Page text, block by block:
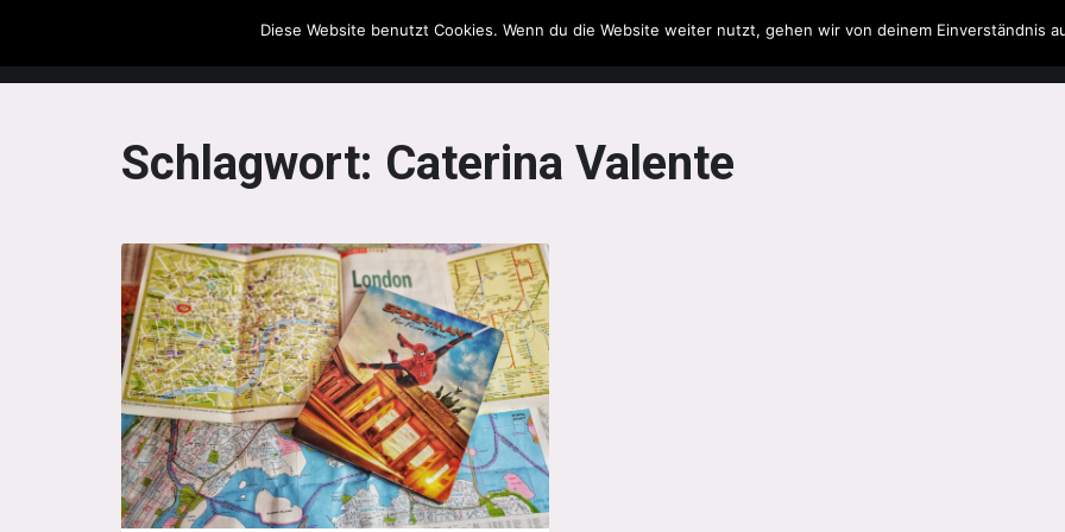
The Howling Men Filme & Serien Musik Spielzeug Literatur
Schlagwort: Caterina Valente
Diese Website benutzt Cookies. Wenn du die Website weiter nutzt, gehen wir von deinem Einverständnis